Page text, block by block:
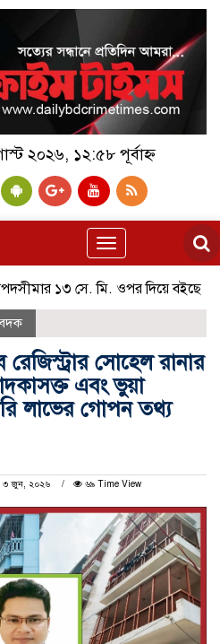
২০২৬, ১২:৫৮ পূর্বাহ্ন
Toggle
navigation
১৩ সে. মি. ওপর দিয়ে বইছে তিস্তার
সোহেল রানার
এবং ভুয়া
লাভের গোপন তথ্য
৩ জুন, ২০২৬
৬৯ Time View